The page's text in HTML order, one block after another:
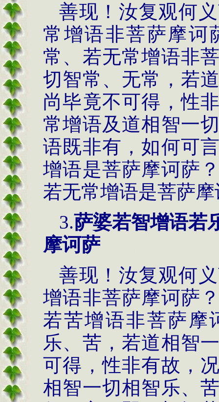
善现！汝复观何
常增语非菩萨摩诃
常、若无常增语非
切智常、无常，若
尚毕竟不可得，性
常增语及道相智一
语既非有，如何可
增语是菩萨摩诃萨
若无常增语是菩萨
3.萨婆若智增语若
摩诃萨
善现！汝复观何
增语非菩萨摩诃萨
若苦增语非菩萨摩
乐、苦，若道相智
可得，性非有故，
相智一切相智乐、